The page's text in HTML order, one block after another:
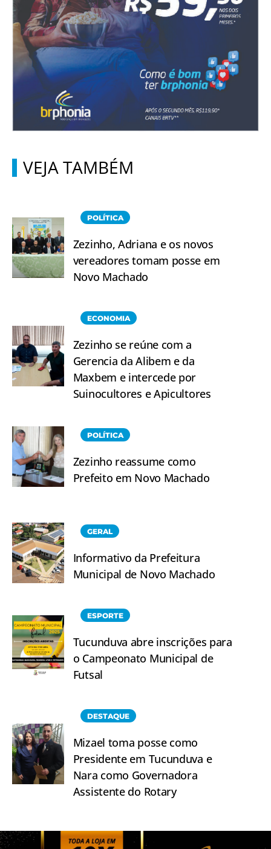
VEJA TAMBÉM
POLÍTICA
Zezinho, Adriana e os novos
vereadores tomam posse em
Novo Machado
ECONOMIA
Zezinho se reúne com a
Gerencia da Alibem e da
Maxbem e intercede por
Suinocultores e Apicultores
POLÍTICA
Zezinho reassume como
Prefeito em Novo Machado
GERAL
Informativo da Prefeitura
Municipal de Novo Machado
ESPORTE
Tucunduva abre inscrições para
o Campeonato Municipal de
Futsal
DESTAQUE
Mizael toma posse como
Presidente em Tucunduva e
Nara como Governadora
Assistente do Rotary